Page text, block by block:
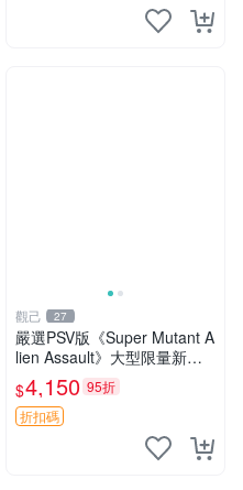
觀己 27
嚴選PSV版《Super Mutant A
lien Assault》大型限量新品
正版未開封 電玩 專玩 PS Vit
a 超級怪獸遊戲
$4,150 95折
折扣碼